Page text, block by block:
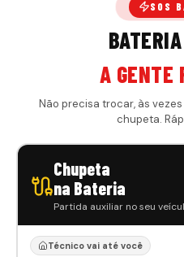
SOS
A GENTE
Não precisa trocar, às
chupeta.
Chupeta
na Bateria
Partida auxiliar no seu
Técnico vai até você